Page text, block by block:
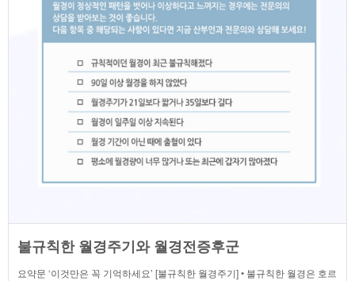
불규칙한 월경주기와 월경전증후군
요약문 ‘이것만은 꼭 기억하세요’ [불규칙한 월경주기] • 불규칙한 월경은 호르